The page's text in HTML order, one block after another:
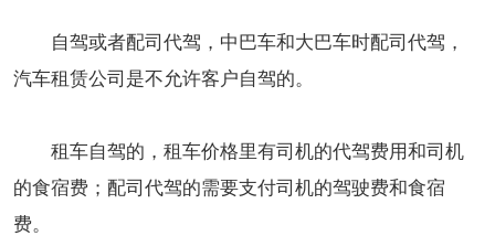
自驾或者配司代驾，中巴车和大巴车时配司代驾，
汽车租赁公司是不允许客户自驾的。
租车自驾的，租车价格里有司机的代驾费用和司机
的食宿费；配司代驾的需要支付司机的驾驶费和食宿
费。